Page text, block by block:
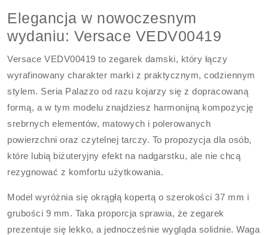
Elegancja w nowoczesnym
wydaniu: Versace VEDV00419
Versace VEDV00419 to zegarek damski, który łączy
wyrafinowany charakter marki z praktycznym, codziennym
stylem. Seria Palazzo od razu kojarzy się z dopracowaną
formą, a w tym modelu znajdziesz harmonijną kompozycję
srebrnych elementów, matowych i polerowanych
powierzchni oraz czytelnej tarczy. To propozycja dla osób,
które lubią biżuteryjny efekt na nadgarstku, ale nie chcą
rezygnować z komfortu użytkowania.
Model wyróżnia się okrągłą kopertą o szerokości 37 mm i
grubości 9 mm. Taka proporcja sprawia, że zegarek
prezentuje się lekko, a jednocześnie wygląda solidnie. Waga